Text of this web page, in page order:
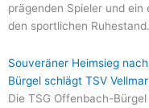
prägenden Spieler und ein
den sportlichen
Souveräner Heimsieg
Bürgel schlägt TSV
Die TSG Offenbach-